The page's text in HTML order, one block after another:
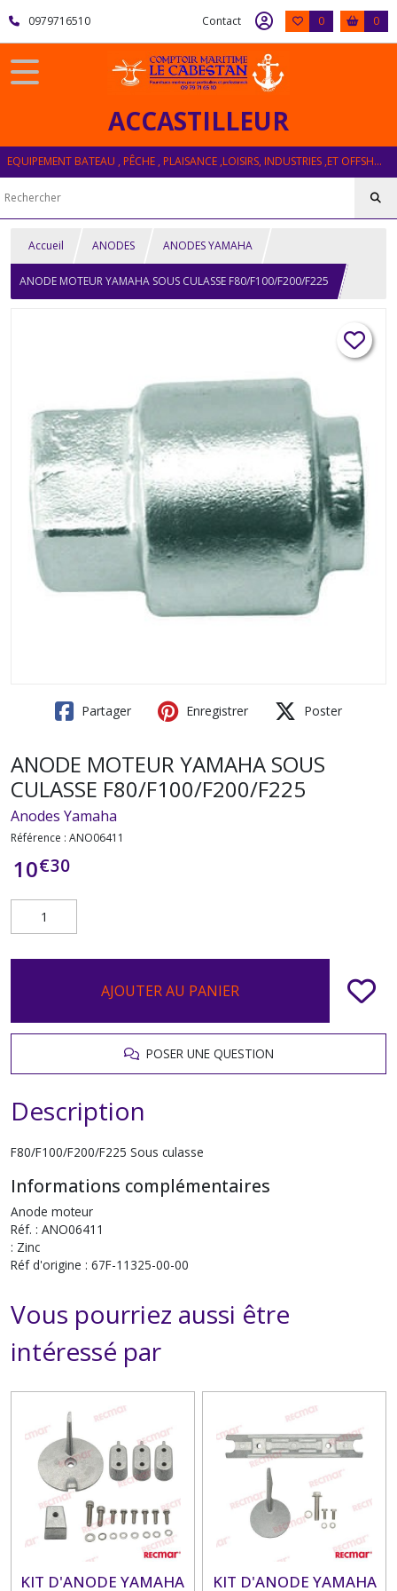
0979716510 Contact 0 0
ACCASTILLEUR
EQUIPEMENT BATEAU , PÊCHE , PLAISANCE ,LOISIRS, INDUSTRIES ,ET OFFSHORE
Accueil ANODES ANODES YAMAHA
ANODE MOTEUR YAMAHA SOUS CULASSE F80/F100/F200/F225
Partager Enregistrer Poster
ANODE MOTEUR YAMAHA SOUS
CULASSE F80/F100/F200/F225
Anodes Yamaha
Référence : ANO06411
10€30
AJOUTER AU PANIER
POSER UNE QUESTION
Description
F80/F100/F200/F225 Sous culasse
Informations complémentaires
Anode moteur
Réf. : ANO06411
: Zinc
Réf d'origine : 67F-11325-00-00
Vous pourriez aussi être
intéressé par
KIT D'ANODE YAMAHA KIT D'ANODE YAMAHA